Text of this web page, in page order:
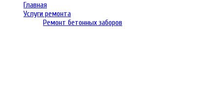
Главная
Услуги ремонта
Ремонт бетонных заборов